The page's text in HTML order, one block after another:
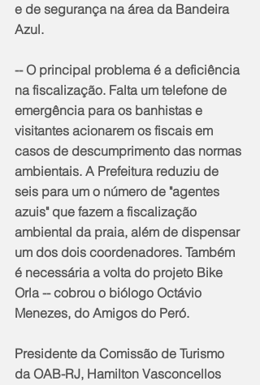
e de segurança na área da Bandeira
Azul.
-- O principal problema é a deficiência
na fiscalização. Falta um telefone de
emergência para os banhistas e
visitantes acionarem os fiscais em
casos de descumprimento das normas
ambientais. A Prefeitura reduziu de
seis para um o número de "agentes
azuis" que fazem a fiscalização
ambiental da praia, além de dispensar
um dos dois coordenadores. Também
é necessária a volta do projeto Bike
Orla -- cobrou o biólogo Octávio
Menezes, do Amigos do Peró.
Presidente da Comissão de Turismo
da OAB-RJ, Hamilton Vasconcellos